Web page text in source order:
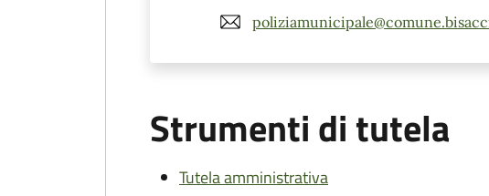
Strumenti di tutela
Tutela amministrativa